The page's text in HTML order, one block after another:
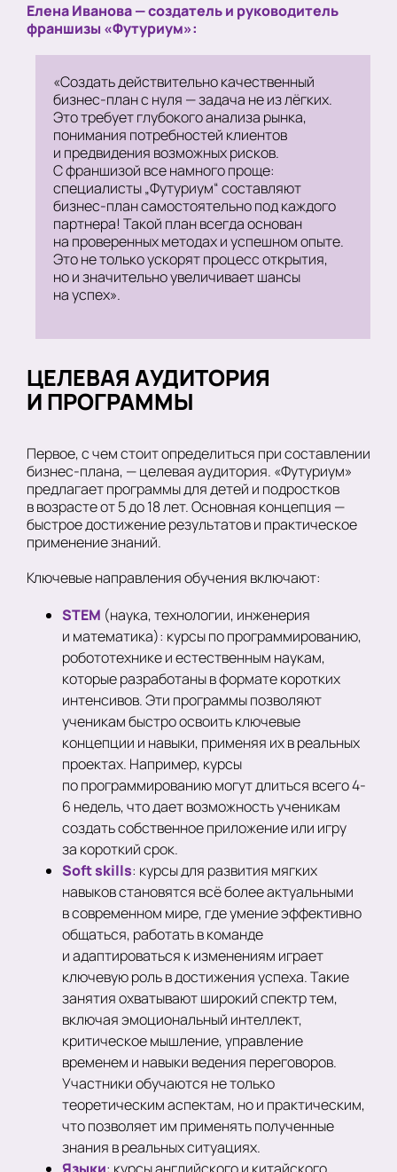
Елена Иванова — создатель и руководитель
франшизы «Футуриум»:
«Создать действительно качественный
бизнес-план с нуля — задача не из лёгких.
Это требует глубокого анализа рынка,
понимания потребностей клиентов
и предвидения возможных рисков.
С франшизой все намного проще:
специалисты „Футуриум“ составляют
бизнес-план самостоятельно под каждого
партнера! Такой план всегда основан
на проверенных методах и успешном опыте.
Это не только ускорят процесс открытия,
но и значительно увеличивает шансы
на успех».
ЦЕЛЕВАЯ АУДИТОРИЯ
И ПРОГРАММЫ
Первое, с чем стоит определиться при составлении
бизнес-плана, — целевая аудитория. «Футуриум»
предлагает программы для детей и подростков
в возрасте от 5 до 18 лет. Основная концепция —
быстрое достижение результатов и практическое
применение знаний.
Ключевые направления обучения включают:
STEM (наука, технологии, инженерия
и математика): курсы по программированию,
робототехнике и естественным наукам,
которые разработаны в формате коротких
интенсивов. Эти программы позволяют
ученикам быстро освоить ключевые
концепции и навыки, применяя их в реальных
проектах. Например, курсы
по программированию могут длиться всего 4-
6 недель, что дает возможность ученикам
создать собственное приложение или игру
за короткий срок.
Soft skills: курсы для развития мягких
навыков становятся всё более актуальными
в современном мире, где умение эффективно
общаться, работать в команде
и адаптироваться к изменениям играет
ключевую роль в достижения успеха. Такие
занятия охватывают широкий спектр тем,
включая эмоциональный интеллект,
критическое мышление, управление
временем и навыки ведения переговоров.
Участники обучаются не только
теоретическим аспектам, но и практическим,
что позволяет им применять полученные
знания в реальных ситуациях.